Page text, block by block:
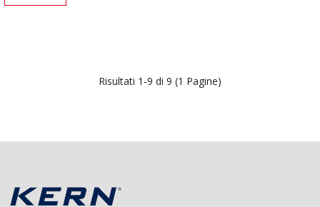
Risultati 1-9 di 9 (1 Pagine)